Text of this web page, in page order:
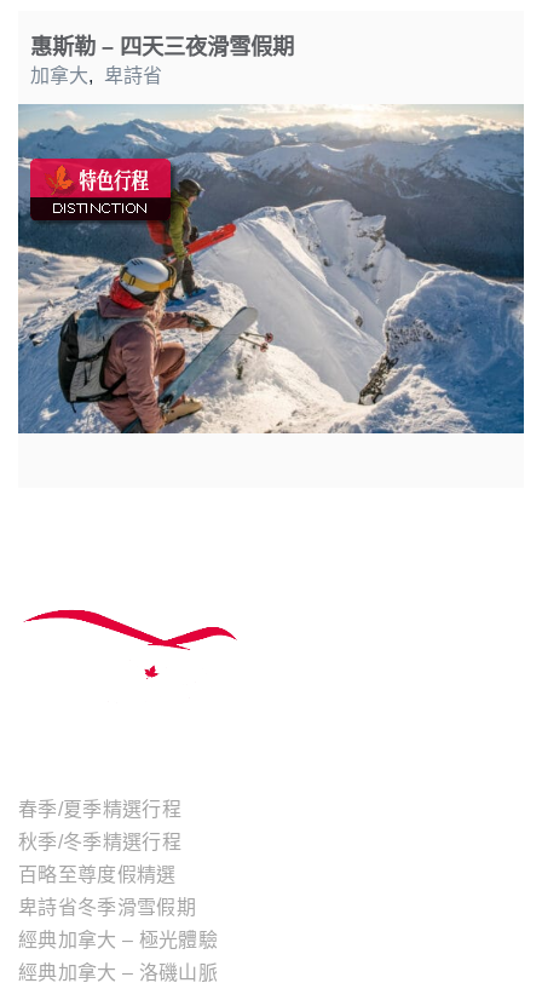
惠斯勒 – 四天三夜滑雪假期
加拿大, 卑詩省
春季/夏季精選行程
秋季/冬季精選行程
百略至尊度假精選
卑詩省冬季滑雪假期
經典加拿大 – 極光體驗
經典加拿大 – 洛磯山脈